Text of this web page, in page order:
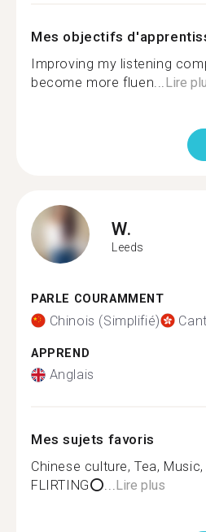
Mes objectifs
Improving my listening
become more fluen...Lire
W.
Leeds
PARLE COURAMMENT
Chinois (Simplifié)
APPREND
Anglais
Mes sujets favoris
Chinese culture, Tea,
FLIRTING⭕...Lire plus